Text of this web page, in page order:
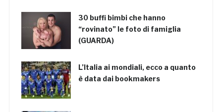
30 buffi bimbi che hanno
“rovinato” le foto di famiglia
(GUARDA)
L’Italia ai mondiali, ecco a quanto
è data dai bookmakers